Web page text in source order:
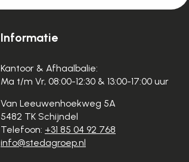
Informatie
Kantoor & Afhaalbalie:
Ma t/m Vr, 08:00-12:30 & 13:00-17:00 uur
Van Leeuwenhoekweg 5A
5482 TK Schijndel
Telefoon: +31 85 04 92 768
info@stedagroep.nl